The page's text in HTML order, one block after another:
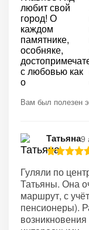
Вам был полезен
Татьяна9
Гуляли по
Татьяны. Она
маршрут, с
пенсионеры).